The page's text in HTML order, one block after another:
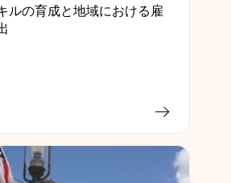
ルの育成と地域における雇